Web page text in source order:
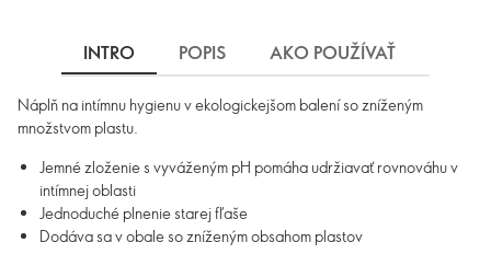
INTRO POPIS AKO POUŽÍVAŤ
Náplň na intímnu hygienu v ekologickejšom balení so zníženým
množstvom plastu.
Jemné zloženie s vyváženým pH pomáha udržiavať rovnováhu v
intímnej oblasti
Jednoduché plnenie starej fľaše
Dodáva sa v obale so zníženým obsahom plastov